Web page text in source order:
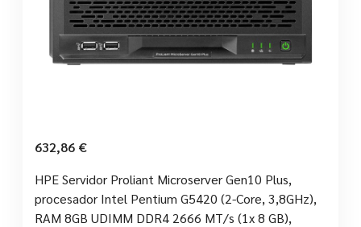
632,86 €
HPE Servidor Proliant Microserver Gen10 Plus,
procesador Intel Pentium G5420 (2-Core, 3,8GHz),
RAM 8GB UDIMM DDR4 2666 MT/s (1x 8 GB),